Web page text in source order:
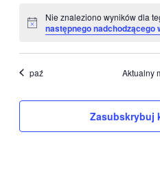
Powiadomienie
Nie znaleziono wyników dla
następnego nadchodzącego
paź Aktualny
Zasubskrybuj